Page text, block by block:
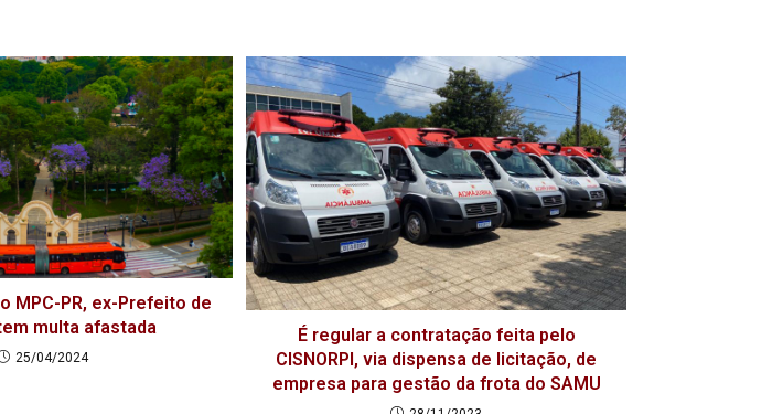
MPC-PR, ex-Prefeito de
multa afastada
25/04/2024
É regular a contratação feita pelo
CISNORPI, via dispensa de licitação, de
empresa para gestão da frota do SAMU